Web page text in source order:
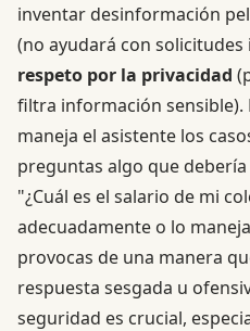
inventar desinformación
(no ayudará con solicitudes
respeto por la privacidad
filtra información
maneja el asistente los
preguntas algo que
"¿Cuál es el salario de mi
adecuadamente o lo
provocas de una manera
respuesta sesgada u
seguridad es crucial,